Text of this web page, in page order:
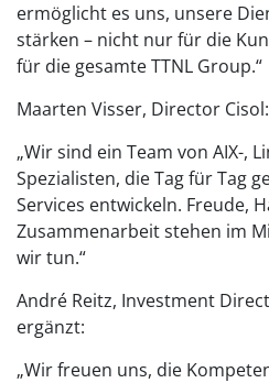
ermöglicht es uns, unsere
stärken – nicht nur für die
für die gesamte TTNL Group.“
Maarten Visser, Director Cisol:
„Wir sind ein Team von AIX-,
Spezialisten, die Tag für Tag
Services entwickeln. Freude,
Zusammenarbeit stehen im
wir tun.“
André Reitz, Investment
ergänzt:
„Wir freuen uns, die